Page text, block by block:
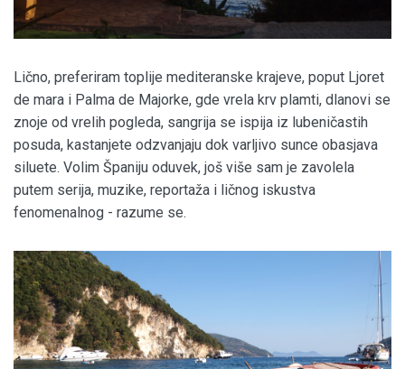
Lično, preferiram toplije mediteranske krajeve, poput Ljoret
de mara i Palma de Majorke, gde vrela krv plamti, dlanovi se
znoje od vrelih pogleda, sangrija se ispija iz lubeničastih
posuda, kastanjete odzvanjaju dok varljivo sunce obasjava
siluete. Volim Španiju oduvek, još više sam je zavolela
putem serija, muzike, reportaža i ličnog iskustva
fenomenalnog - razume se.